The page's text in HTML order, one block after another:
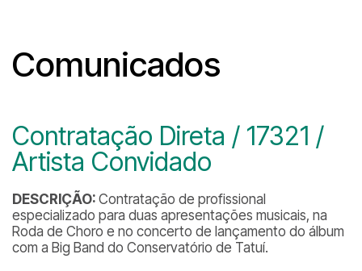
Comunicados
Contratação Direta / 17321 /
Artista Convidado
DESCRIÇÃO: Contratação de profissional
especializado para duas apresentações musicais, na
Roda de Choro e no concerto de lançamento do álbum
com a Big Band do Conservatório de Tatuí.